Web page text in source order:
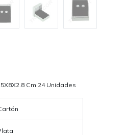
Cm 24 Unidades